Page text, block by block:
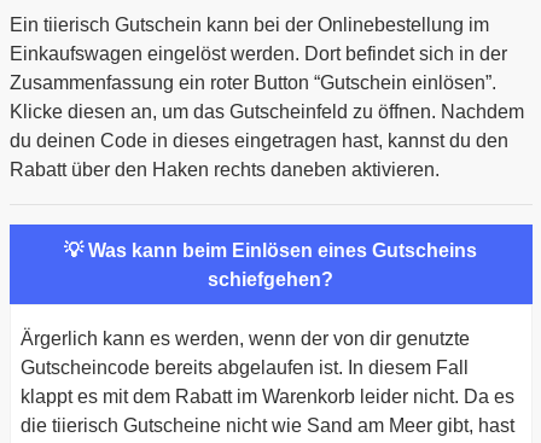
Ein tiierisch Gutschein kann bei der Onlinebestellung im
Einkaufswagen eingelöst werden. Dort befindet sich in der
Zusammenfassung ein roter Button “Gutschein einlösen”.
Klicke diesen an, um das Gutscheinfeld zu öffnen. Nachdem
du deinen Code in dieses eingetragen hast, kannst du den
Rabatt über den Haken rechts daneben aktivieren.
💡 Was kann beim Einlösen eines Gutscheins
schiefgehen?
Ärgerlich kann es werden, wenn der von dir genutzte
Gutscheincode bereits abgelaufen ist. In diesem Fall
klappt es mit dem Rabatt im Warenkorb leider nicht. Da es
die tiierisch Gutscheine nicht wie Sand am Meer gibt, hast